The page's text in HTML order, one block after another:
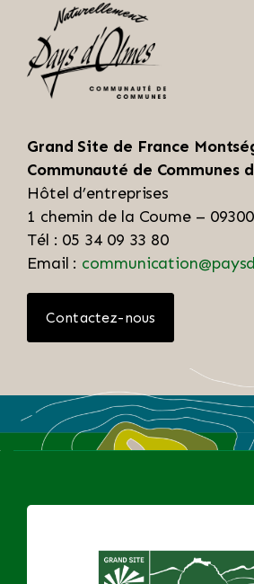
Grand Site de France
Communauté de Communes
Hôtel d’entreprises
1 chemin de la Coume –
Tél : 05 34 09 33 80
Email :
Contactez-nous